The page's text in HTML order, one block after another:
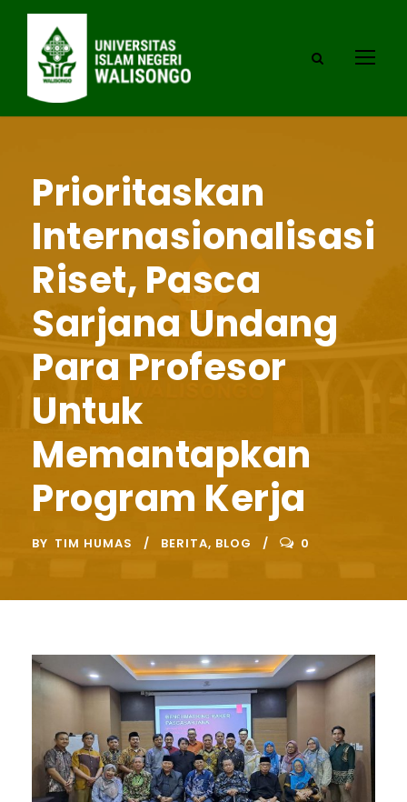
Prioritaskan
Internasionalisasi
Riset, Pasca
Sarjana Undang
Para Profesor
Untuk
Memantapkan
Program Kerja
BY TIM HUMAS BERITA, BLOG 0